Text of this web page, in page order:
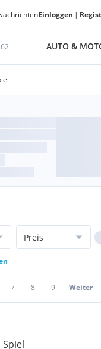
Einloggen |
AUTO &
Preis
7 8 9 Weiter
Spiel